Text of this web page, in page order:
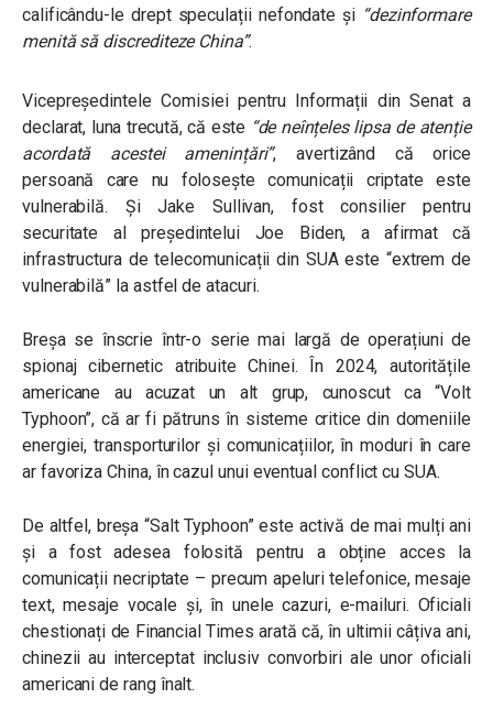
calificându-le drept speculații nefondate și “dezinformare
menită să discrediteze China”.
Vicepreședintele Comisiei pentru Informații din Senat a
declarat, luna trecută, că este “de neînțeles lipsa de atenție
acordată acestei amenințări”, avertizând că orice
persoană care nu folosește comunicații criptate este
vulnerabilă. Și Jake Sullivan, fost consilier pentru
securitate al președintelui Joe Biden, a afirmat că
infrastructura de telecomunicații din SUA este “extrem de
vulnerabilă” la astfel de atacuri.
Breșa se înscrie într-o serie mai largă de operațiuni de
spionaj cibernetic atribuite Chinei. În 2024, autoritățile
americane au acuzat un alt grup, cunoscut ca “Volt
Typhoon”, că ar fi pătruns în sisteme critice din domeniile
energiei, transporturilor și comunicațiilor, în moduri în care
ar favoriza China, în cazul unui eventual conflict cu SUA.
De altfel, breșa “Salt Typhoon” este activă de mai mulți ani
și a fost adesea folosită pentru a obține acces la
comunicații necriptate – precum apeluri telefonice, mesaje
text, mesaje vocale și, în unele cazuri, e-mailuri. Oficiali
chestionați de Financial Times arată că, în ultimii câțiva ani,
chinezii au interceptat inclusiv convorbiri ale unor oficiali
americani de rang înalt.